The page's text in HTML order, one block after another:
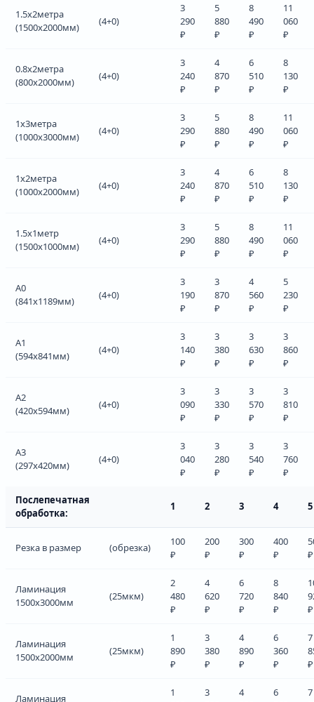
1.5х2метра
(1500х2000мм)
(4+0)
3
290
₽
5
880
₽
8
490
₽
11
060
₽
0.8х2метра
(800х2000мм)
(4+0)
3
240
₽
4
870
₽
6
510
₽
8
130
₽
1х3метра
(1000х3000мм)
(4+0)
3
290
₽
5
880
₽
8
490
₽
11
060
₽
1х2метра
(1000х2000мм)
(4+0)
3
240
₽
4
870
₽
6
510
₽
8
130
₽
1.5х1метр
(1500х1000мм)
(4+0)
3
290
₽
5
880
₽
8
490
₽
11
060
₽
А0
(841х1189мм)
(4+0)
3
190
₽
3
870
₽
4
560
₽
5
230
₽
А1
(594х841мм)
(4+0)
3
140
₽
3
380
₽
3
630
₽
3
860
₽
А2
(420х594мм)
(4+0)
3
090
₽
3
330
₽
3
570
₽
3
810
₽
А3
(297х420мм)
(4+0)
3
040
₽
3
280
₽
3
540
₽
3
760
₽
Послепечатная
обработка:
1 2 3 4 5
Резка в размер (обрезка)
100
₽
200
₽
300
₽
400
₽
₽
Ламинация
1500х3000мм
(25мкм)
2
480
₽
4
620
₽
6
720
₽
8
840
₽
₽
Ламинация
1500х2000мм
(25мкм)
1
890
₽
3
380
₽
4
890
₽
6
360
₽
7
₽
Ламинация
1
3
4
6
7